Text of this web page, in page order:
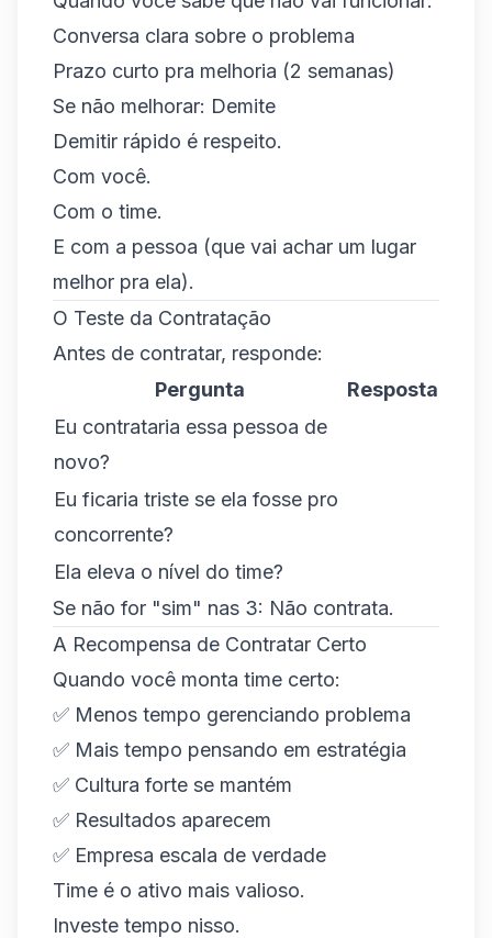
Conversa clara sobre o problema
Prazo curto pra melhoria (2 semanas)
Se não melhorar: Demite
Demitir rápido é respeito.
Com você.
Com o time.
E com a pessoa (que vai achar um lugar
melhor pra ela).
O Teste da Contratação
Antes de contratar, responde:
Pergunta
Resposta
Eu contrataria essa pessoa de
novo?
Eu ficaria triste se ela fosse pro
concorrente?
Ela eleva o nível do time?
Se não for "sim" nas 3: Não contrata.
A Recompensa de Contratar Certo
Quando você monta time certo:
✅ Menos tempo gerenciando problema
✅ Mais tempo pensando em estratégia
✅ Cultura forte se mantém
✅ Resultados aparecem
✅ Empresa escala de verdade
Time é o ativo mais valioso.
Investe tempo nisso.